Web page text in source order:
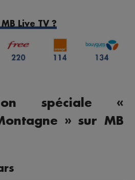
Live TV ?
spéciale «
» sur MB